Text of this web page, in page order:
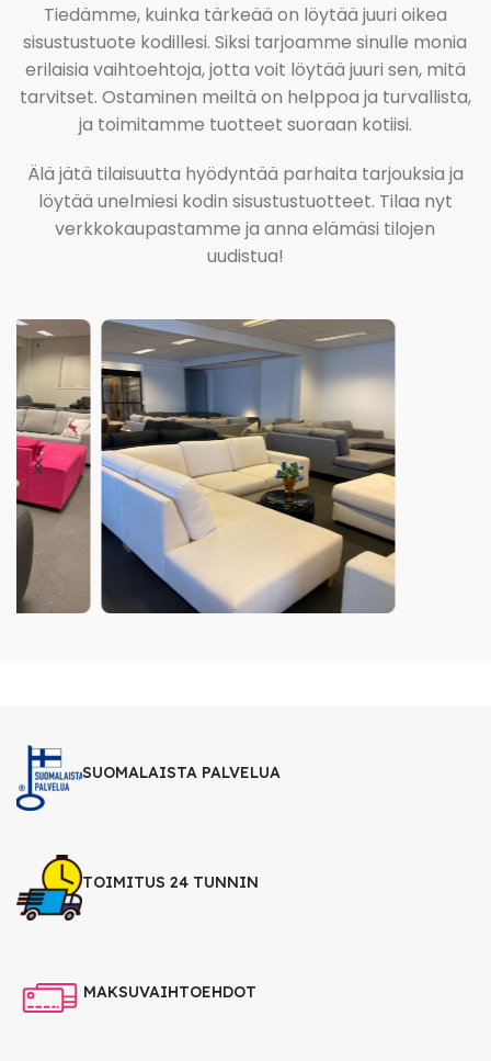
Tiedämme, kuinka tärkeää on löytää juuri oikea
sisustustuote kodillesi. Siksi tarjoamme sinulle monia
erilaisia vaihtoehtoja, jotta voit löytää juuri sen, mitä
tarvitset. Ostaminen meiltä on helppoa ja turvallista,
ja toimitamme tuotteet suoraan kotiisi.
Älä jätä tilaisuutta hyödyntää parhaita tarjouksia ja
löytää unelmiesi kodin sisustustuotteet. Tilaa nyt
verkkokaupastamme ja anna elämäsi tilojen
uudistua!
SUOMALAISTA PALVELUA
TOIMITUS 24 TUNNIN
MAKSUVAIHTOEHDOT